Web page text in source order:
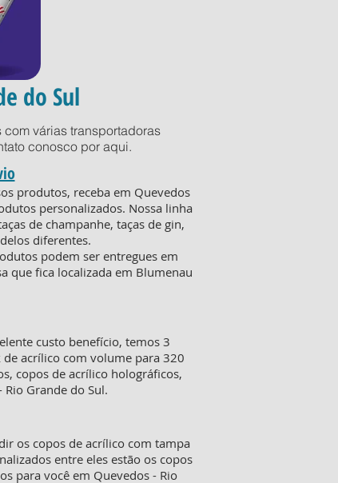
do Sul
várias transportadoras
conosco poraqui.
produtos, receba em Quevedos
personalizados. Nossa linha
de champanhe, taças de gin,
diferentes.
podem ser entregues em
que fica localizada em Blumenau
custo benefício, temos 3
acrílico com volume para 320
copos de acrílico holográficos,
Grande do Sul.
os copos de acrílico com tampa
entre eles estão os copos
para você em Quevedos - Rio